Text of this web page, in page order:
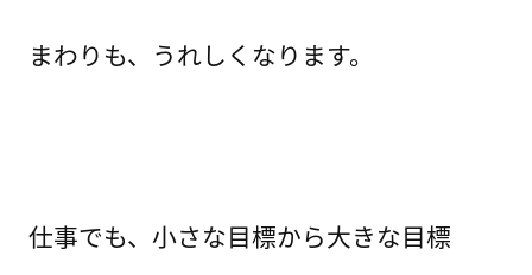
まわりも、うれしくなります。
仕事でも、小さな目標から大きな目標